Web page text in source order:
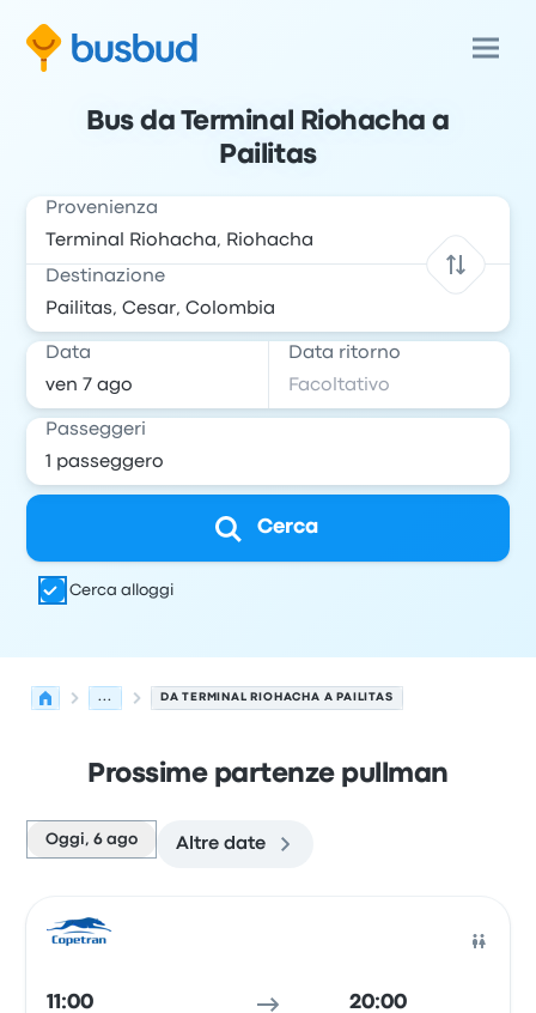
Bus da Terminal Riohacha a
Pailitas
Provenienza
Destinazione
Data Data ritorno
Passeggeri
Cerca
Cerca alloggi
... DA TERMINAL RIOHACHA A PAILITAS
Prossime partenze pullman
Oggi, 6 ago Altre date
11:00 20:00